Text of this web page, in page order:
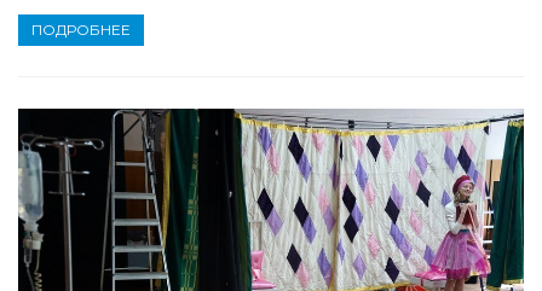
ПОДРОБНЕЕ